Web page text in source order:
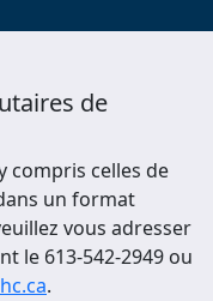
de
compris celles de
un format
vous adresser
le 613-542-2949 ou
.